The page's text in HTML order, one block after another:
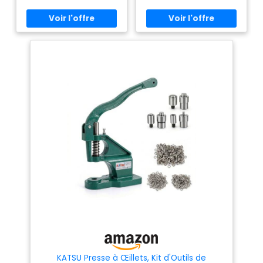
jean, du jersey, du
carton, des textiles,
du cuir, de divers
cuir végétalien, du
tissu et bien plus
encore. Polyvalent :
avec notre presse à
œillets et l'outil
pouvez non
seulement presser
des œillets, mais
aussi réaliser des
boutons, des
évasements, etc.
ensembles de moules de
différentes tailles (1/4 pouce,
3/8 pouce, 1/2 pouce), qui sont
faciles à utiliser et répondent
trou de presse sur votre tissu
de divers matériaux; la
riveteuse convient aux
bannières, enseignes, auvents,
affiches, rideaux, albums de
coupures et collants. Corsets,
ceintures, sacs, chaussures,
sacs en cuir, etc.
【Opération précise】: La
rainure de perforation
améliorée peut fixer avec
travail. La machine principale
peut être installée/fixée sur le
bureau pour rendre votre
(100 pièces par taille), pour
répondre à vos différents
besoins. Mécanisme à levier
aussi facile à utiliser qu'une
riveter - il suffit d'installer
avec la matrice de découpe de
taille appropriée. 3 trous de
fixation : Peut être monté sur
une table ou simplement posé
seul, facile et simple à utiliser.
adaptée pour des bannières
flexibles, des images sur des
présentoirs d'exposition en
forme de X, des portraits, des
tableaux KT et d'autres fins
publicitaires.
KATSU Presse à Œillets, Kit d'Outils de